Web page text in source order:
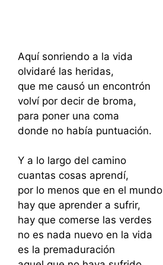
Aquí sonriendo a la vida
olvidaré las heridas,
que me causó un encontrón
volví por decir de broma,
para poner una coma
donde no había puntuación.
Y a lo largo del camino
cuantas cosas aprendí,
por lo menos que en el mundo
hay que aprender a sufrir,
hay que comerse las verdes
no es nada nuevo en la vida
es la premaduración